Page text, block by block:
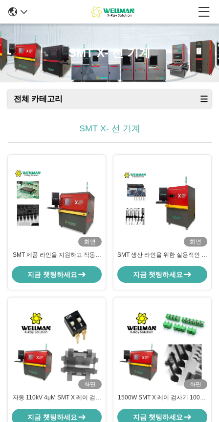
SMT X- 선 기계
전체 카테고리
SMT X- 선 기계
화면
SMT 제품 라인을 지원하고 작동이
지금 챗팅하세요
화면
SMT 생산 라인을 위한 실용적인 다
지금 챗팅하세요
화면
자동 110kV 4μM SMT X 레이 검사
지금 챗팅하세요
화면
1500W SMT X 레이 검사기 100Kv
지금 챗팅하세요